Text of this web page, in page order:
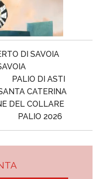
DI SAVOIA
PALIO DI ASTI
CATERINA
DEL COLLARE
PALIO 2026